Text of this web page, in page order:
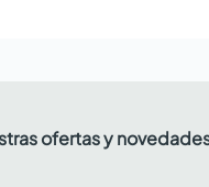
ofertas y